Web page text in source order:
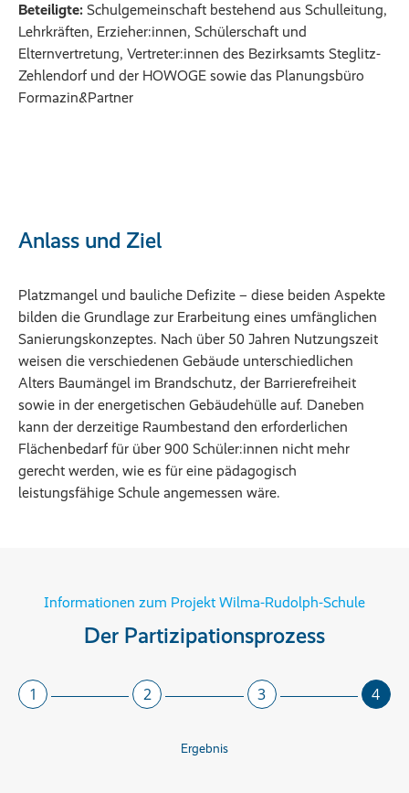
Beteiligte: Schulgemeinschaft bestehend aus Schulleitung,
Lehrkräften, Erzieher:innen, Schülerschaft und
Elternvertretung, Vertreter:innen des Bezirksamts Steglitz-
Zehlendorf und der HOWOGE sowie das Planungsbüro
Formazin&Partner
Anlass und Ziel
Platzmangel und bauliche Defizite – diese beiden Aspekte
bilden die Grundlage zur Erarbeitung eines umfänglichen
Sanierungskonzeptes. Nach über 50 Jahren Nutzungszeit
weisen die verschiedenen Gebäude unterschiedlichen
Alters Baumängel im Brandschutz, der Barrierefreiheit
sowie in der energetischen Gebäudehülle auf. Daneben
kann der derzeitige Raumbestand den erforderlichen
Flächenbedarf für über 900 Schüler:innen nicht mehr
gerecht werden, wie es für eine pädagogisch
leistungsfähige Schule angemessen wäre.
Informationen zum Projekt Wilma-Rudolph-Schule
Der Partizipationsprozess
1 2 3 4
Ergebnis